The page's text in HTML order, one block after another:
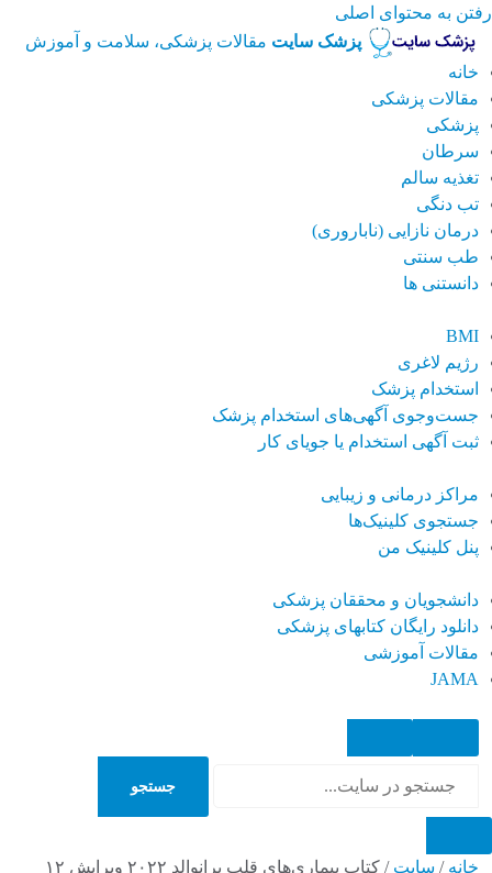
رفتن به محتوای اصلی
پزشک سایت مقالات پزشکی، سلامت و آموزش
خانه
مقالات پزشکی
پزشکی
سرطان
تغذیه سالم
تب دنگی
درمان نازایی (ناباروری)
طب سنتی
دانستنی ها
BMI
رژیم لاغری
استخدام پزشک
جست‌وجوی آگهی‌های استخدام پزشک
ثبت آگهی استخدام یا جویای کار
مراکز درمانی و زیبایی
جستجوی کلینیک‌ها
پنل کلینیک من
دانشجویان و محققان پزشکی
دانلود رایگان کتابهای پزشکی
مقالات آموزشی
JAMA
جستجو
خانه / سایت / کتاب بیماری‌های قلب برانوالد ۲۰۲۲ ویرایش ۱۲